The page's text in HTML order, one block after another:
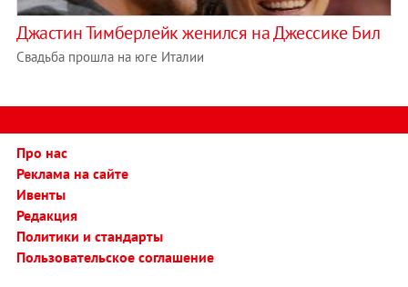
Джастин Тимберлейк женился на Джессике Бил
Свадьба прошла на юге Италии
Про нас
Реклама на сайте
Ивенты
Редакция
Политики и стандарты
Пользовательское соглашение